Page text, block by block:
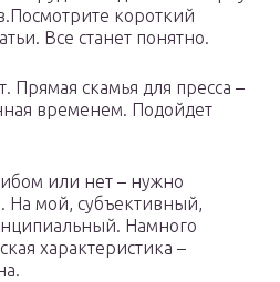
короткий
Все станет понятно.
Прямая скамья для пресса –
временем. Подойдет
или нет – нужно
На мой, субъективный,
Намного
характеристика –